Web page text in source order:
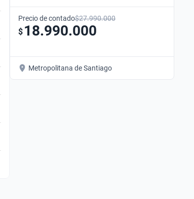
Automático
Precio de contado$27.990.000
$ 18.990.000
Metropolitana de Santiago